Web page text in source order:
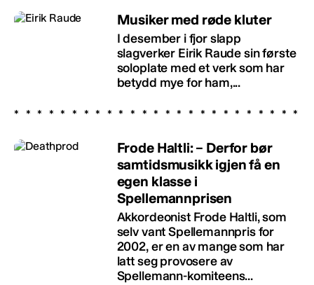
Musiker med røde kluter
I desember i fjor slapp
slagverker Eirik Raude sin første
soloplate med et verk som har
betydd mye for ham,...
Frode Haltli: – Derfor bør
samtidsmusikk igjen få en
egen klasse i
Spellemannprisen
Akkordeonist Frode Haltli, som
selv vant Spellemannpris for
2002, er en av mange som har
latt seg provosere av
Spellemann-komiteens...